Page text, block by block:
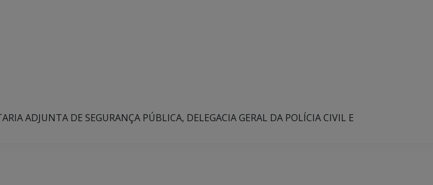
ADJUNTA DE SEGURANÇA PÚBLICA, DELEGACIA GERAL DA POLÍCIA CIVIL E